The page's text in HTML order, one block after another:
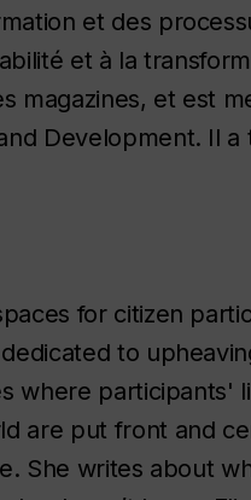
et des
et à la
magazines, et est
Development. Il a
for citizen
to
where participants'
are put front and
She writes about